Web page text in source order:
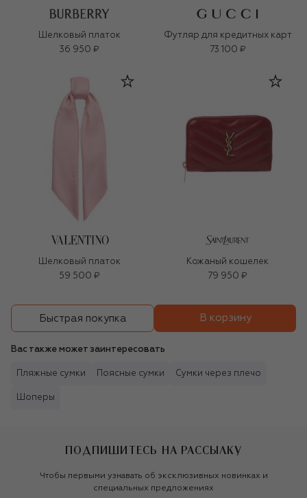
Шелковый платок
36 950 ₽
Футляр для кредитных карт
73 100 ₽
Шелковый платок
59 500 ₽
Кожаный кошелек
79 950 ₽
Быстрая покупка В корзину
Вас также может заинтересовать
Пляжные сумки Поясные сумки Сумки через плечо
Шоперы
ПОДПИШИТЕСЬ НА РАССЫЛКУ
Чтобы первыми узнавать об эксклюзивных новинках и
специальных предложениях